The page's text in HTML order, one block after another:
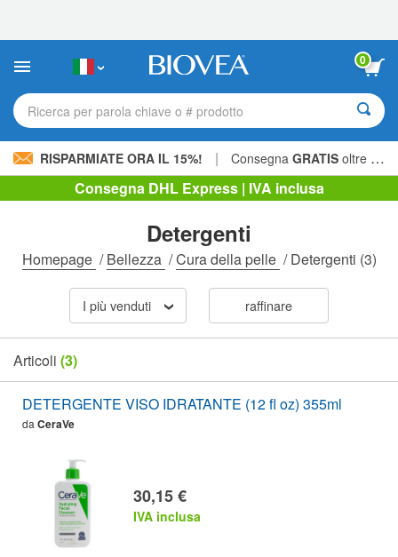
sito
include
sistema
0
Ricerca per parola chiave o # prodotto
RISPARMIATE ORA IL 15%! | Consegna GRATIS oltre 60,00 € »
Consegna DHL Express | IVA inclusa
Detergenti
Homepage /Bellezza /Cura della pelle /Detergenti (3)
I più venduti raffinare
Articoli (3)
DETERGENTE VISO IDRATANTE (12 fl oz) 355ml
daCeraVe
30,15 €
IVA inclusa